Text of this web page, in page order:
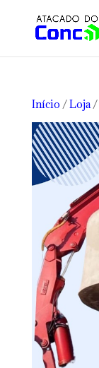
Início /Loja/